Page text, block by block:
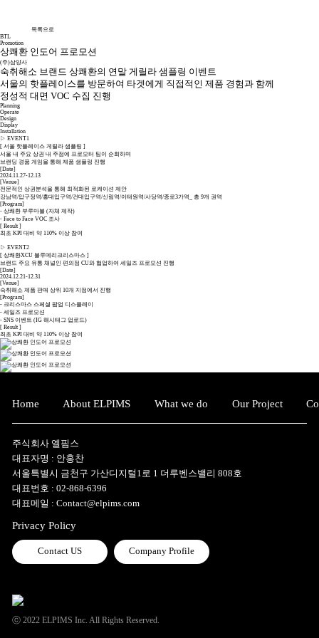
목록으로
BTL
Promotion
상쾌환 인도어 프로모션
(주)삼양사
숙취해소 브랜드 상쾌환의 연말 게릴라 샘플링 이벤트
서울의 핫플레이스를 방문하여 타겟에게 직접적인 제품 경험과 함께
정성적 대면 VOC 수집 진행
Planning
Operate
Design
Display
Installation
▷ EVENT1
[ 서울 핫플레이스 게릴라 샘플링 ]
서울 내 주요 상권 내 주점에 프로모터 팀이 순회하며
브랜딩 경품 게임을 통해 제품 샘플링 진행
[Date]
2024.11.27-12.13
[Venue]
전문적인 상권분석을 통해 최적화된 로케이션 제안
강남역/압구정역/홍대입구역/건대입구역/신림역/이태원역/사당역/종로3가역_ 총 9개 권역
[Program]
- 상쾌환 부루마블 (자체 제작)
- Face to Face VOC 조사
[ Result ]
최초 KPI 대비 약 110% 이상 참여
▷ EVENT2
[ 상쾌환XCU 블루메리크리스마스 ]
브랜드 주요 유통 채널인 편의점 CU와 협업하여 세일즈 프로모션 진행
[Date]
2024.12.21-12.31
[Venue]
숙취해소 제품 판매 상위 10개 지점에서 진행
[Program]
- 크리스마스 스페셜 팝업 디스플레이
- 세일즈 프로모션
- SNS 이벤트 (IG 해시태그 업로드)
[ Result ]
최초 KPI 대비 약 110% 이상 참여
Home About ELPIMS What we do Our Project
주식회사 엘핌스
대표자명 : 안홍찬
서울특별시 금천구 가산디지털1로 1 더루벤스밸리 808호
대표번호 : 02-868-6396
대표메일 : Contact@elpims.com
ⓒ 2022 ELPIMS Inc. All Rights Reserved.
Privacy Policy
Contact US Company Profile